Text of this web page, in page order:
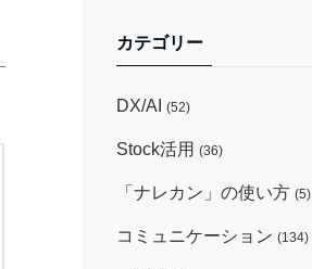
カテゴリー
DX/AI (52)
Stock活用 (36)
「ナレカン」の使い方 (5)
コミュニケーション (134)